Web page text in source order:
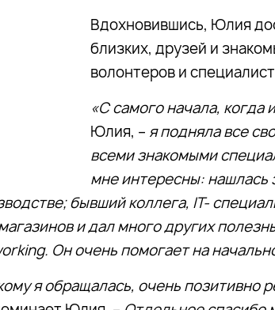
Вдохновившись, Юлия
близких, друзей и
волонтеров и
«С самого начала, когда
Юлия, – я подняла все
всеми знакомыми
мне интересны: нашлась
бывший коллега, IT-
и дал много других
Он очень помогает на
я обращалась, очень позитивно